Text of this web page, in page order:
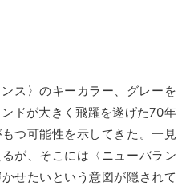
ス〉のキーカラー、グレーを
ドが大きく飛躍を遂げた70年
つ可能性を示してきた。一見
が、そこには〈ニューバラン
せたいという意図が隠されて